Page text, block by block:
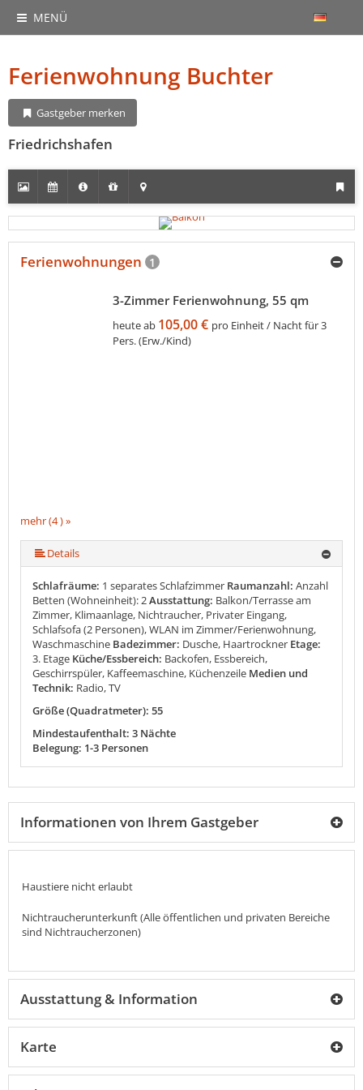
MENÜ
Ferienwohnung Buchter
Gastgeber merken
Friedrichshafen
Ferienwohnungen 1
mehr (4 ) »
3-Zimmer Ferienwohnung, 55 qm
heute ab 105,00 € pro Einheit / Nacht für 3
Pers. (Erw./Kind)
Details
Schlafräume: 1 separates Schlafzimmer Raumanzahl: Anzahl
Betten (Wohneinheit): 2Ausstattung: Balkon/Terrasse am
Zimmer, Klimaanlage, Nichtraucher, Privater Eingang,
Schlafsofa (2 Personen), WLAN im Zimmer/Ferienwohnung,
Waschmaschine Badezimmer: Dusche, Haartrockner Etage:
3. Etage Küche/Essbereich: Backofen, Essbereich,
Geschirrspüler, Kaffeemaschine, Küchenzeile Medien und
Technik: Radio, TV
Größe (Quadratmeter): 55
Mindestaufenthalt: 3 Nächte
Belegung: 1-3 Personen
Informationen von Ihrem Gastgeber
Haustiere nicht erlaubt
Nichtraucherunterkunft (Alle öffentlichen und privaten Bereiche
sind Nichtraucherzonen)
Ausstattung & Information
Karte